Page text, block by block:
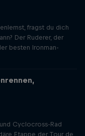
fragst du dich
Der Ruderer, der
besten Ironman-
Cyclocross-Rad
Etappe der Tour de